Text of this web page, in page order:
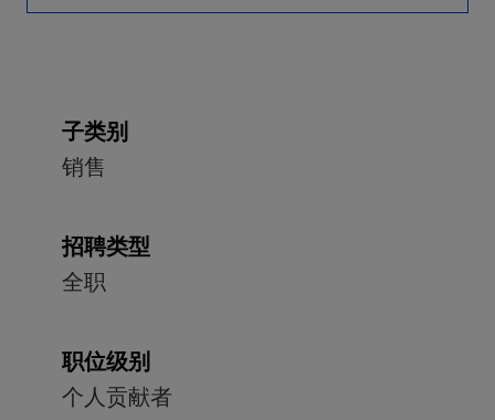
子类别
销售
招聘类型
全职
职位级别
个人贡献者